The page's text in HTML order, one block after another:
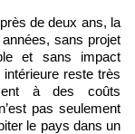
de deux ans, la
sans projet
et sans impact
reste très
à des coûts
pas seulement
le pays dans un